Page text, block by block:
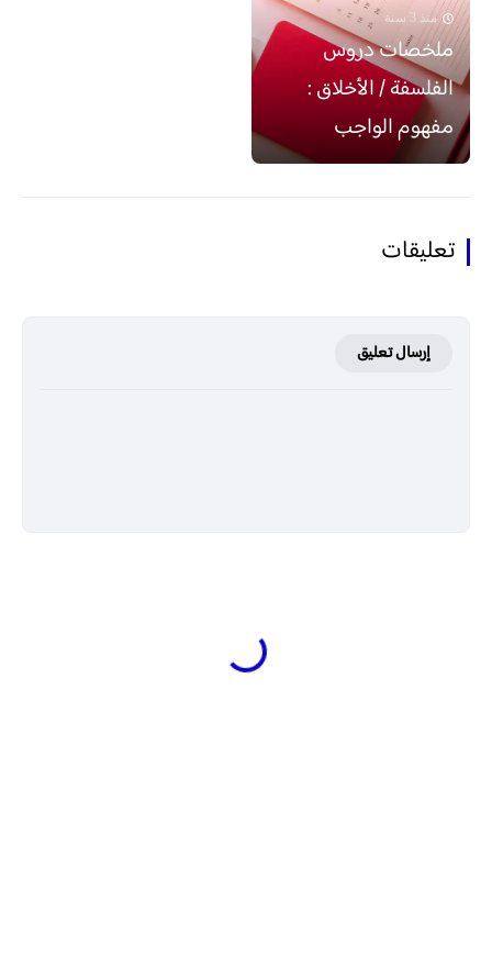
منذ 3 سنة
ملخصات دروس
الفلسفة / الأخلاق :
مفهوم الواجب
تعليقات
إرسال تعليق